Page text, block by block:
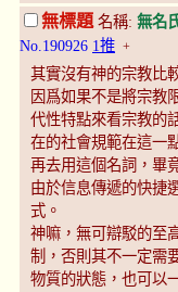
無標題名稱: 無名
No.190926 1推 +
其實沒有神的宗教比
因爲如果不是將宗教
代性特點來看宗教的
在的社會規範在這一
再去用這個名詞，畢
由於信息傳遞的快捷
式。
神嘛，無可辯駁的至
制，否則其不一定需
物質的狀態，也可以